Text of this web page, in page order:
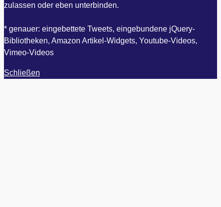
zulassen oder eben unterbinden.
* genauer: eingebettete Tweets, eingebundene jQuery-
Bibliotheken, Amazon Artikel-Widgets, Youtube-Videos,
Vimeo-Videos
Schließen